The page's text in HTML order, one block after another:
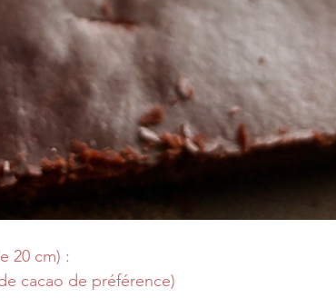
20 cm) :
cacao de préférence)